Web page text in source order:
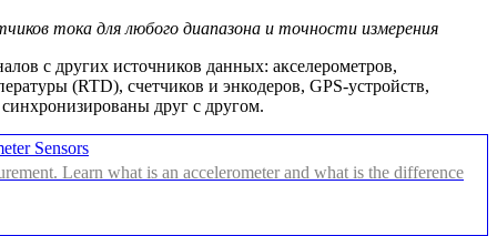
тока для любого диапазона и точности измерения
с других источников данных: акселерометров,
(RTD), счетчиков и энкодеров, GPS-устройств,
друг с другом.
Sensors
Learn what is an accelerometer and what is the difference